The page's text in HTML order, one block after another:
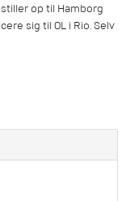
op til Hamborg
sig til OL i Rio. Selv